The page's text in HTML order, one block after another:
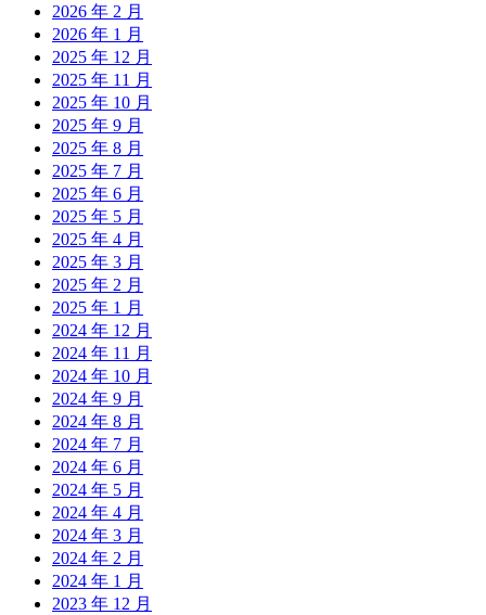
2026 年 2 月
2026 年 1 月
2025 年 12 月
2025 年 11 月
2025 年 10 月
2025 年 9 月
2025 年 8 月
2025 年 7 月
2025 年 6 月
2025 年 5 月
2025 年 4 月
2025 年 3 月
2025 年 2 月
2025 年 1 月
2024 年 12 月
2024 年 11 月
2024 年 10 月
2024 年 9 月
2024 年 8 月
2024 年 7 月
2024 年 6 月
2024 年 5 月
2024 年 4 月
2024 年 3 月
2024 年 2 月
2024 年 1 月
2023 年 12 月